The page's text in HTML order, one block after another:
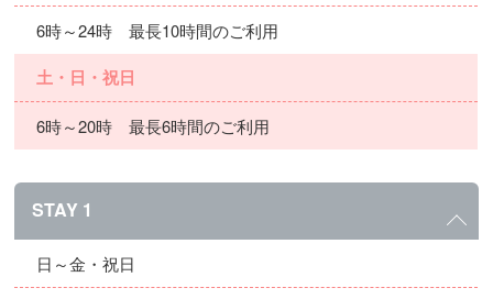
6時～24時 最長10時間のご利用
土・日・祝日
6時～20時 最長6時間のご利用
STAY 1
日～金・祝日